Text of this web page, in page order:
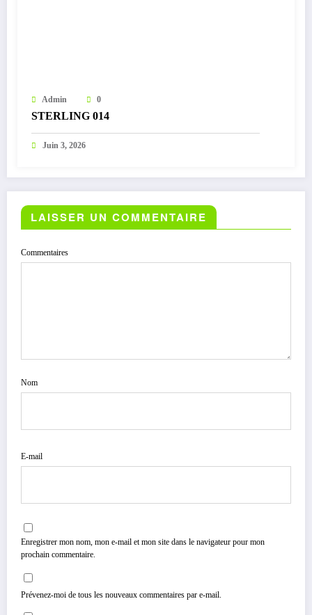
Admin 0
STERLING 014
Juin 3, 2026
LAISSER UN COMMENTAIRE
Commentaires
Nom
E-mail
Enregistrer mon nom, mon e-mail et mon site dans le navigateur pour mon
prochain commentaire.
Prévenez-moi de tous les nouveaux commentaires par e-mail.